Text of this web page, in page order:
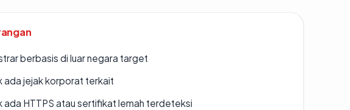
berbasis di luar negara target
ada jejak korporat terkait
ada HTTPS atau sertifikat lemah terdeteksi